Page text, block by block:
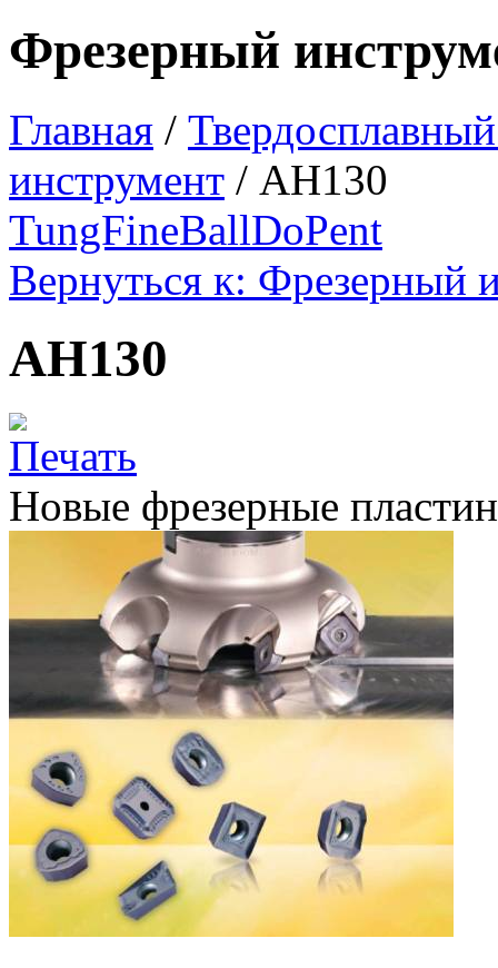
Фрезерный
Главная /
инструмент / AH130
TungFineBallDoPent
Вернуться к: Фрезерный
AH130
Новые фрезерные